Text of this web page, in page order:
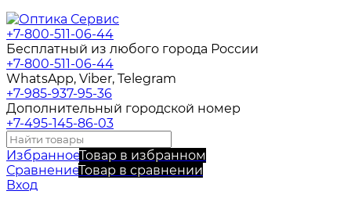
+7-800-511-06-44
Бесплатный из любого города России
+7-800-511-06-44
WhatsApp, Viber, Telegram
+7-985-937-95-36
Дополнительный городской номер
+7-495-145-86-03
ИзбранноеТовар в избранном
СравнениеТовар в сравнении
Вход